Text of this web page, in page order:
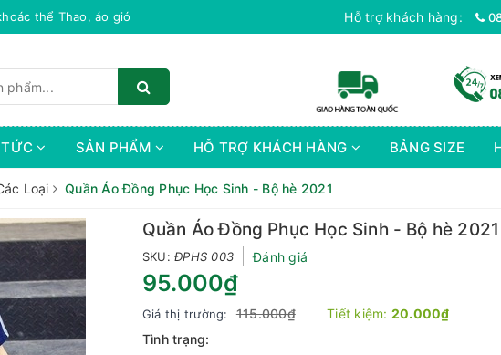
áo Khoác Bomber, Áo Thể Tháo Cao Cấp Hỗ trợ khách hàng:
TỨC SẢN PHẨM HỖ TRỢ KHÁCH HÀNG BẢNG SIZE
Loại Quần Áo Đồng Phục Học Sinh - Bộ hè 2021
Quần Áo Đồng Phục Học Sinh - Bộ hè 2021
SKU:ĐPHS 003 Đánh giá
95.000₫
Giá thị trường: 115.000₫ Tiết kiệm: 20.000₫
Tình trạng: